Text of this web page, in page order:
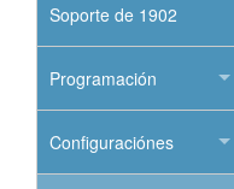
Soporte de 1902
Programación
Configuraciónes